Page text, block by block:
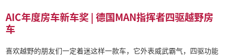
AIC年度房车新车奖 | 德国MAN指挥者四驱越野房
车
喜欢越野的朋友们一定着迷这样一款车，它外表威武霸气，四驱功能